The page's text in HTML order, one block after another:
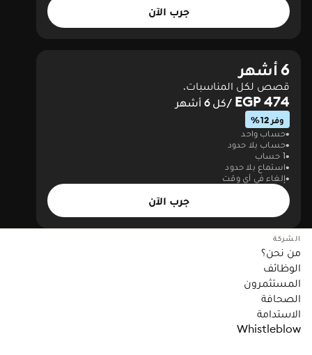
جرب الآن
6 أشهر
قصص لكل المناسبات.
474 EGP /كل 6 أشهر
وفر 12%
حساب واحد
حساب بلا حدود
1 حساب
استماع بلا حدود
إلغاء في أي وقت
جرب الآن
الشركة
من نحن؟
الوظائف
المستثمرون
الصحافة
الاستدامة
Whistleblow